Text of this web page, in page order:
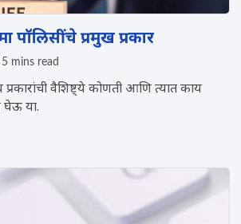
पॉलिसींचे प्रमुख प्रकार
5 mins read
प्रकारांची वैशिष्ट्ये कोणती आणि त्यात काय
या.